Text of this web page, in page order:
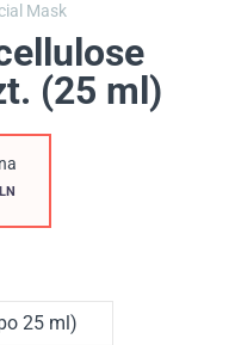
Mask
(25 ml)
25 ml)